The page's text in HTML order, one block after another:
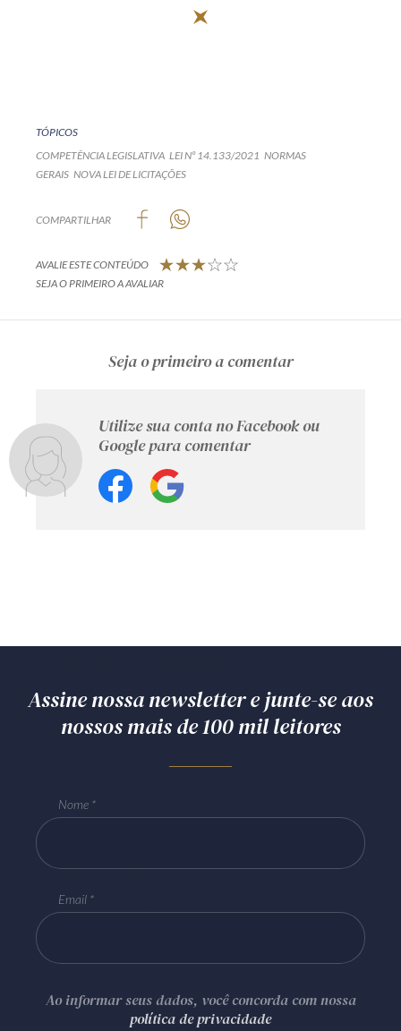
TÓPICOS
COMPETÊNCIA LEGISLATIVA LEI Nº 14.133/2021 NORMAS
GERAIS NOVA LEI DE LICITAÇÕES
COMPARTILHAR
AVALIE ESTE CONTEÚDO
SEJA O PRIMEIRO A AVALIAR
Seja o primeiro a comentar
Utilize sua conta no Facebook ou
Google para comentar
Assine nossa newsletter e junte-se aos
nossos mais de 100 mil leitores
Nome
Email
Ao informar seus dados, você concorda com nossa
política de privacidade